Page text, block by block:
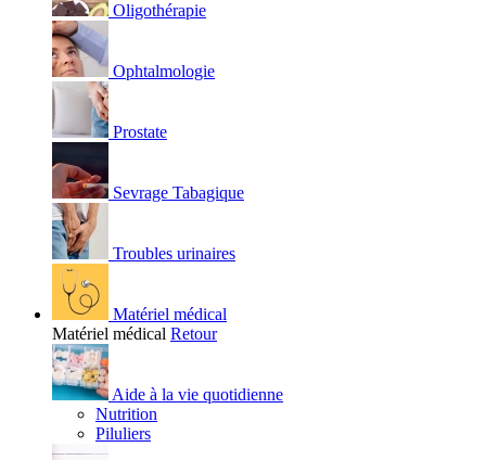
Oligothérapie
Ophtalmologie
Prostate
Sevrage Tabagique
Troubles urinaires
Matériel médical
Matériel médical Retour
Aide à la vie quotidienne
Nutrition
Piluliers